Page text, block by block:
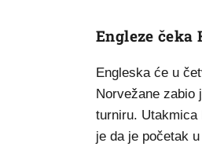
Engleze čeka
Engleska će u
Norvežane zabio
turniru. Utakmica
je da je početak